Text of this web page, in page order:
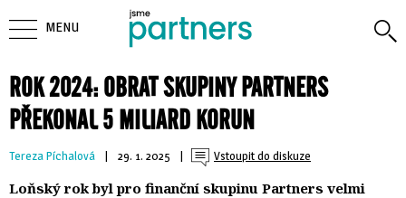
ROK 2024: OBRAT SKUPINY PARTNERS
PŘEKONAL 5 MILIARD KORUN
Tereza Píchalová | 29. 1. 2025 | Vstoupit do diskuze
Loňský rok byl pro finanční skupinu Partners velmi
MENU